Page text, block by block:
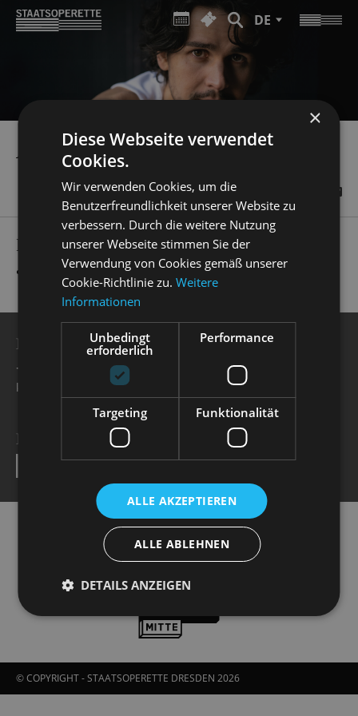
DE
ADRIAN DJOKIC
PRODUCTIONS
Cabaret“ Clifford Bradshaw
BESUCHERSERVICE
+49 351 32042 222
karten@staatsoperette.de
NEWSLETTER
© COPYRIGHT - STAATSOPERETTE DRESDEN 2026
×
Diese Webseite verwendet
Cookies.
Wir verwenden Cookies, um die
Benutzerfreundlichkeit unserer Website zu
verbessern. Durch die weitere Nutzung
unserer Webseite stimmen Sie der
Verwendung von Cookies gemäß unserer
Cookie-Richtlinie zu.Weitere
Informationen
Unbedingt
erforderlich
Performance
Targeting Funktionalität
ALLE AKZEPTIEREN
ALLE ABLEHNEN
DETAILS ANZEIGEN